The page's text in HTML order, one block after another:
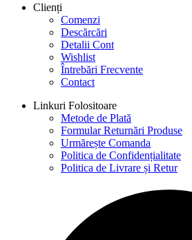
Clienți
Comenzi
Descărcări
Detalii Cont
Wishlist
Întrebări Frecvente
Contact
Linkuri Folositoare
Metode de Plată
Formular Returnări Produse
Urmărește Comanda
Politica de Confidențialitate
Politica de Livrare și Retur